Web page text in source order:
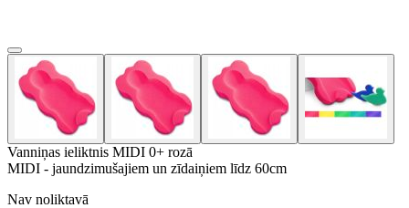
Vanniņas ieliktnis MIDI 0+ rozā
MIDI - jaundzimušajiem un zīdaiņiem līdz 60cm
Nav noliktavā